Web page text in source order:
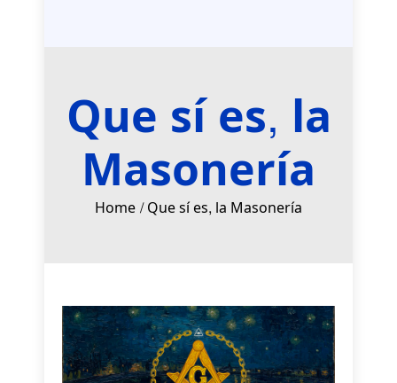
Que sí es, la
Masonería
Home Que sí es, la Masonería